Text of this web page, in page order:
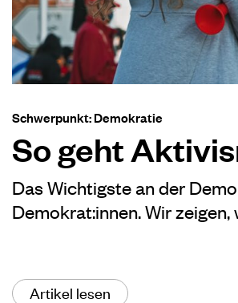
Schwerpunkt: Demokratie
So geht
Das Wichtigste an der
Demokrat:innen. Wir
Artikel lesen